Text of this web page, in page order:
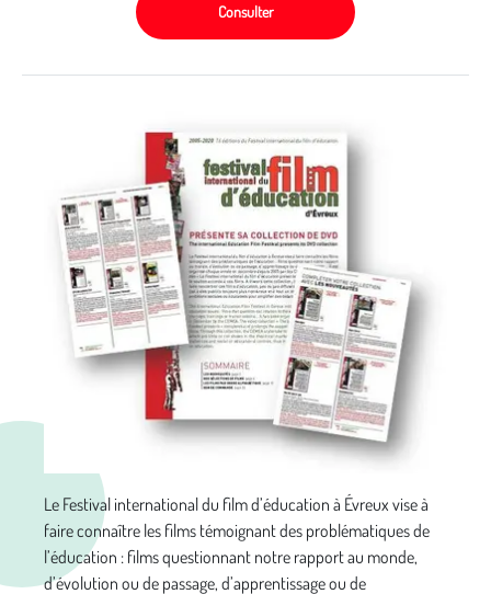
Consulter
Le Festival international du film d’éducation à Évreux vise à
faire connaître les films témoignant des problématiques de
l’éducation : films questionnant notre rapport au monde,
d’évolution ou de passage, d’apprentissage ou de